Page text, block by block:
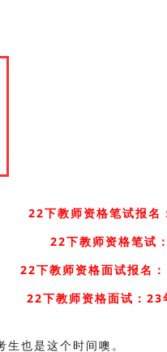
22下教师资格笔试报
22下教师资格笔试
22下教师资格面试报名
22下教师资格面试：
也是这个时间噢。